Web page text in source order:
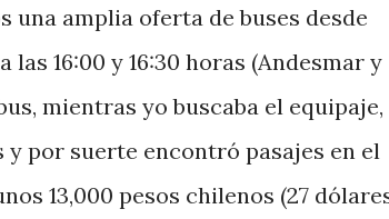
una amplia oferta de buses desde
16:00 y 16:30 horas (Andesmar y
mientras yo buscaba el equipaje,
por suerte encontró pasajes en el
13,000 pesos chilenos (27